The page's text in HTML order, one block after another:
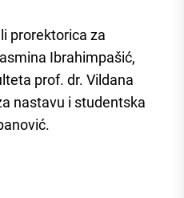
prorektorica za
Ibrahimpašić,
prof. dr. Vildana
nastavu i studentska